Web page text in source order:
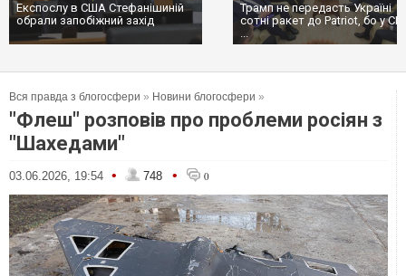
Експослу в США Стефанішиній
обрали запобіжний захід
Трамп не передасть Україні
сотні ракет до Patriot, бо у
...
Вся правда з блогосфери » Новини блогосфери »
"Флеш" розповів про проблеми росіян з
"Шахедами"
03.06.2026, 19:54 • 748 • 0